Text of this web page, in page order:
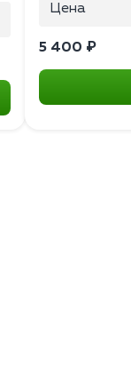
Цена
5 400 ₽